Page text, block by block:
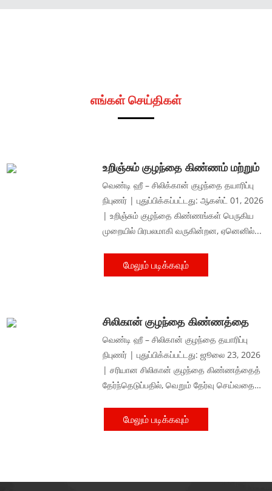
எங்கள் செய்திகள்
உறிஞ்சும் குழந்தை கிண்ணம் மற்றும்
சாதாரண கிண்ணம்: எது...
வெண்டி ஹீ – சிலிக்கான் குழந்தை தயாரிப்பு
நிபுணர் | புதுப்பிக்கப்பட்டது: ஆகஸ்ட் 01, 2026
| உறிஞ்சும் குழந்தை கிண்ணங்கள் பெருகிய
முறையில் பிரபலமாகி வருகின்றன, ஏனெனில்...
மேலும் படிக்கவும்
சிலிகான் குழந்தை கிண்ணத்தை
எவ்வாறு தேர்ந்தெடுப்பது: ஒரு...
வெண்டி ஹீ – சிலிகான் குழந்தை தயாரிப்பு
நிபுணர் | புதுப்பிக்கப்பட்டது: ஜூலை 23, 2026
| சரியான சிலிகான் குழந்தை கிண்ணத்தைத்
தேர்ந்தெடுப்பதில், வெறும் தேர்வு செய்வதை
மேலும் படிக்கவும்